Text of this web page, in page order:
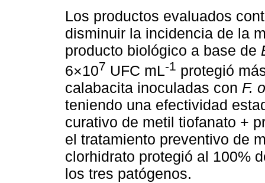
Los productos evaluados
disminuir la incidencia de la
producto biológico a base de
6×107 UFC mL-1 protegió
calabacita inoculadas con F.
teniendo una efectividad
curativo de metil tiofanato +
el tratamiento preventivo de
clorhidrato protegió al 100%
los tres patógenos.